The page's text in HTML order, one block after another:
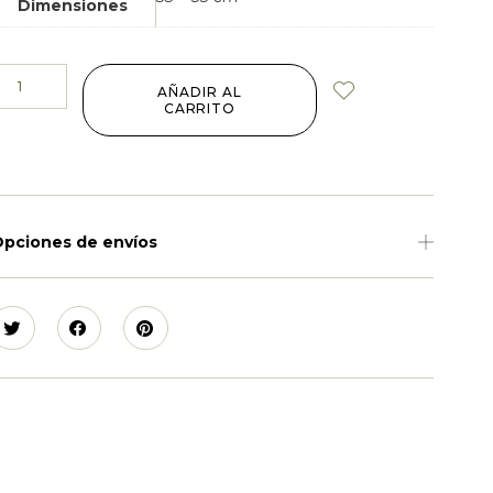
Dimensiones
AÑADIR AL
CARRITO
de envíos